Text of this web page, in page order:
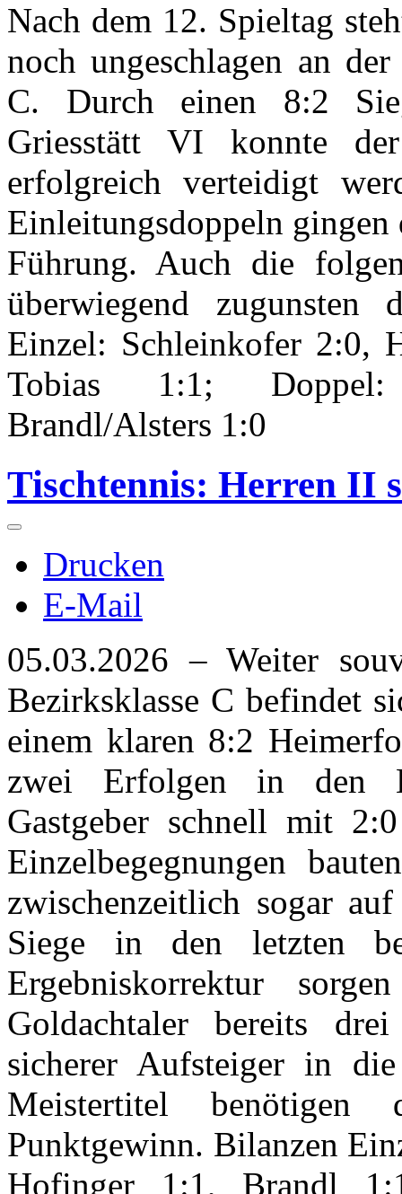
Nach dem 12. Spieltag
noch ungeschlagen an
C. Durch einen 8:2
Griesstätt VI konnte
erfolgreich verteidigt
Einleitungsdoppeln
Führung. Auch die
überwiegend zugunsten
Einzel: Schleinkofer 2:0,
Tobias 1:1; Doppel:
Brandl/Alsters 1:0
Tischtennis: Herren II
Drucken
E-Mail
05.03.2026 – Weiter
Bezirksklasse C befindet
einem klaren 8:2
zwei Erfolgen in den
Gastgeber schnell mit
Einzelbegegnungen
zwischenzeitlich sogar
Siege in den letzten
Ergebniskorrektur
Goldachtaler bereits
sicherer Aufsteiger in
Meistertitel
Punktgewinn. Bilanzen
Hofinger 1:1, Brandl